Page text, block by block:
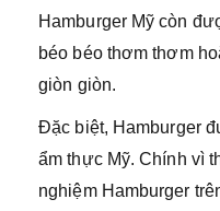
Hamburger Mỹ còn
béo béo thơm thơm
giòn giòn.
Đặc biệt, Hamburger
ẩm thực Mỹ. Chính vì
nghiệm Hamburger